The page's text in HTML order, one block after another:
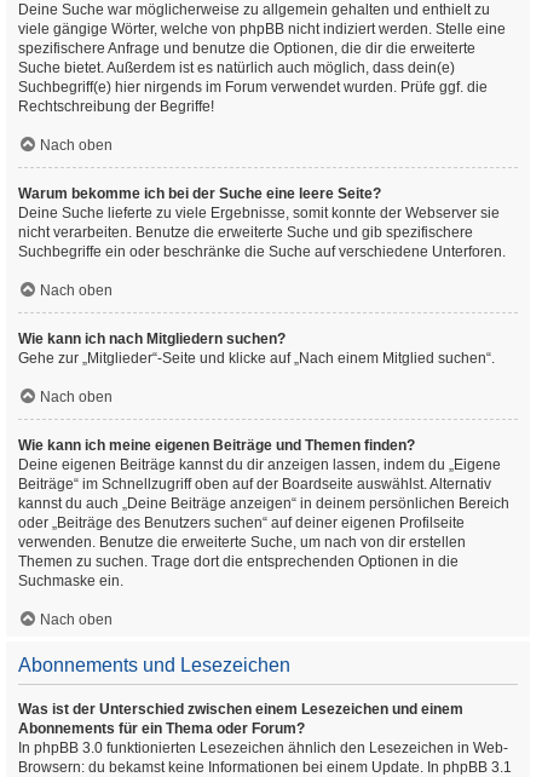
Deine Suche war möglicherweise zu allgemein gehalten und enthielt zu
viele gängige Wörter, welche von phpBB nicht indiziert werden. Stelle eine
spezifischere Anfrage und benutze die Optionen, die dir die erweiterte
Suche bietet. Außerdem ist es natürlich auch möglich, dass dein(e)
Suchbegriff(e) hier nirgends im Forum verwendet wurden. Prüfe ggf. die
Rechtschreibung der Begriffe!
Nach oben
Warum bekomme ich bei der Suche eine leere Seite?
Deine Suche lieferte zu viele Ergebnisse, somit konnte der Webserver sie
nicht verarbeiten. Benutze die erweiterte Suche und gib spezifischere
Suchbegriffe ein oder beschränke die Suche auf verschiedene Unterforen.
Nach oben
Wie kann ich nach Mitgliedern suchen?
Gehe zur „Mitglieder“-Seite und klicke auf „Nach einem Mitglied suchen“.
Nach oben
Wie kann ich meine eigenen Beiträge und Themen finden?
Deine eigenen Beiträge kannst du dir anzeigen lassen, indem du „Eigene
Beiträge“ im Schnellzugriff oben auf der Boardseite auswählst. Alternativ
kannst du auch „Deine Beiträge anzeigen“ in deinem persönlichen Bereich
oder „Beiträge des Benutzers suchen“ auf deiner eigenen Profilseite
verwenden. Benutze die erweiterte Suche, um nach von dir erstellen
Themen zu suchen. Trage dort die entsprechenden Optionen in die
Suchmaske ein.
Nach oben
Abonnements und Lesezeichen
Was ist der Unterschied zwischen einem Lesezeichen und einem
Abonnements für ein Thema oder Forum?
In phpBB 3.0 funktionierten Lesezeichen ähnlich den Lesezeichen in Web-
Browsern: du bekamst keine Informationen bei einem Update. In phpBB 3.1